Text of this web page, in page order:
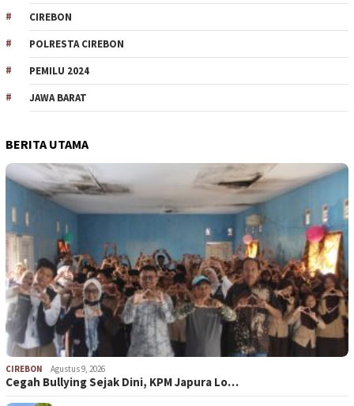
CIREBON
POLRESTA CIREBON
PEMILU 2024
JAWA BARAT
BERITA UTAMA
CIREBON Agustus 9, 2026
Cegah Bullying Sejak Dini, KPM Japura Lo…